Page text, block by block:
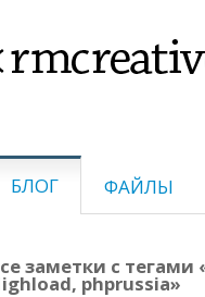
БЛОГ ФАЙЛЫ
заметки с тегами
phprussia»